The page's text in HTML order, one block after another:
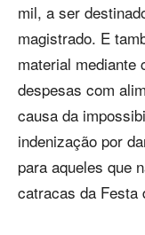
mil, a ser
magistrado. E
material mediante
despesas com
causa da
indenização por
para aqueles que
catracas da Festa